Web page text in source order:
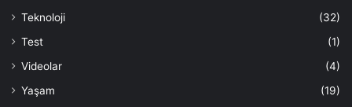
Teknoloji
(32)
Test
(1)
Videolar
(4)
Yaşam
(19)